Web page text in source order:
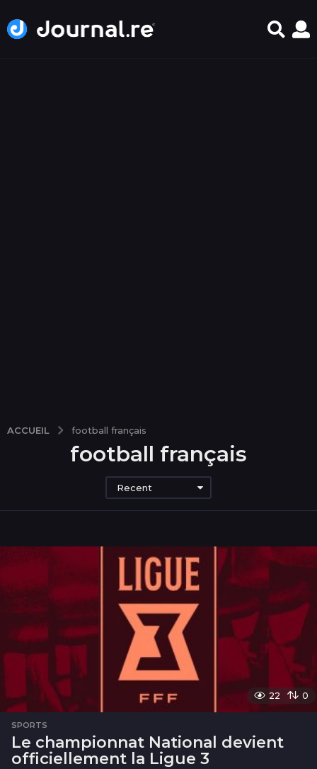
ACCUEIL football français
football français
Recent
22 0
SPORTS
Le championnat National devient
officiellement la Ligue 3